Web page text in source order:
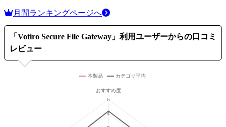
月間ランキングページへ
「 Votiro Secure File Gateway 」利用ユーザーからの口コミ
レビュー